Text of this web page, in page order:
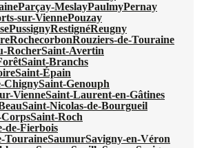
Parçay-MeslayPaulmyPernay
sur-ViennePouzay
PussignyRestignéReugny
RochecorbonRouziers-de-Touraine
RocherSaint-Avertin
Saint-Branchs
Saint-Épain
ChignySaint-Genouph
VienneSaint-Laurent-en-Gâtines
Saint-Nicolas-de-Bourgueil
Saint-Roch
de-Fierbois
TouraineSaumurSavigny-en-Véron